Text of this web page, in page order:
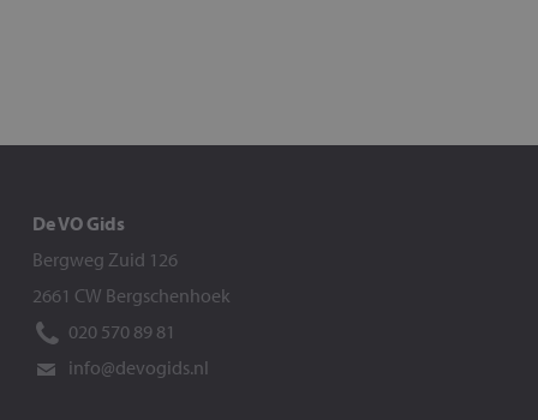
De VO Gids
Bergweg Zuid 126
2661 CW Bergschenhoek
020 570 89 81
info@devogids.nl